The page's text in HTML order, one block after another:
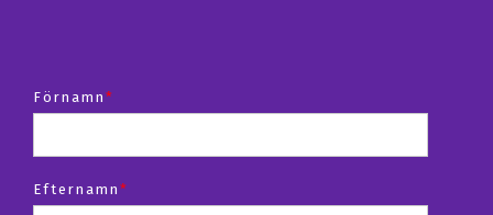
Förnamn *
Efternamn *